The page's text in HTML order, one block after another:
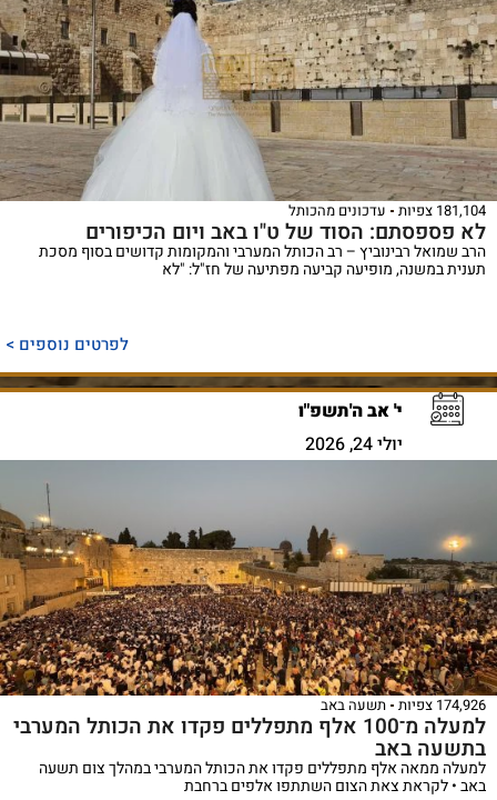
181,104 צפיות עדכונים מהכותל
לא פספסתם: הסוד של ט"ו באב ויום הכיפורים
הרב שמואל רבינוביץ – רב הכותל המערבי והמקומות קדושים בסוף מסכת
תענית במשנה, מופיעה קביעה מפתיעה של חז"ל: "לא
לפרטים נוספים >
י' אב ה'תשפ"ו
יולי 24, 2026
174,926 צפיות תשעה באב
למעלה מ־100 אלף מתפללים פקדו את הכותל המערבי
בתשעה באב
למעלה ממאה אלף מתפללים פקדו את הכותל המערבי במהלך צום תשעה
באב • לקראת צאת הצום השתתפו אלפים ברחבת